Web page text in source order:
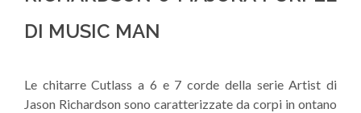
DI MUSIC MAN
Le chitarre Cutlass a 6 e 7 corde della serie Artist di
Jason Richardson sono caratterizzate da corpi in ontano